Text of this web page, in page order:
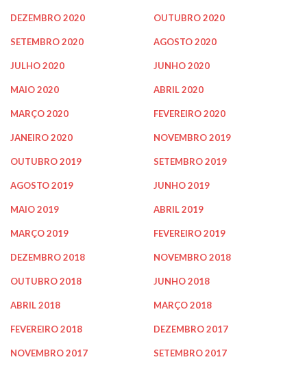
DEZEMBRO 2020 OUTUBRO 2020
SETEMBRO 2020 AGOSTO 2020
JULHO 2020 JUNHO 2020
MAIO 2020 ABRIL 2020
MARÇO 2020 FEVEREIRO 2020
JANEIRO 2020 NOVEMBRO 2019
OUTUBRO 2019 SETEMBRO 2019
AGOSTO 2019 JUNHO 2019
MAIO 2019 ABRIL 2019
MARÇO 2019 FEVEREIRO 2019
DEZEMBRO 2018 NOVEMBRO 2018
OUTUBRO 2018 JUNHO 2018
ABRIL 2018 MARÇO 2018
FEVEREIRO 2018 DEZEMBRO 2017
NOVEMBRO 2017 SETEMBRO 2017